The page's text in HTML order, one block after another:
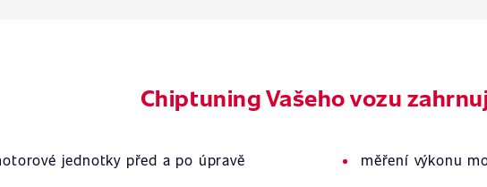
Chiptuning Vašeho vozu
jednotky před a po úpravě měření výkonu